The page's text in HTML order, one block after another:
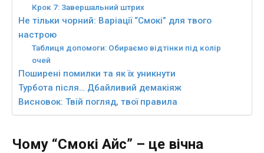
Крок 7: Завершальний штрих
Не тільки чорний: Варіації “Смокі” для твого
настрою
Таблиця допомоги: Обираємо відтінки під колір
очей
Поширені помилки та як їх уникнути
Турбота після… Дбайливий демакіяж
Висновок: Твій погляд, твої правила
Чому “Смокі Айс” – це вічна